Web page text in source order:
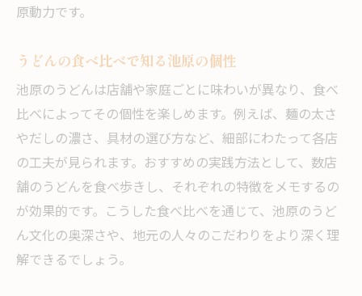
うどんの味わいに宿る池原の人情を感じて
池原の温もりが伝わるうどん作りの工夫
うどんと共に広がる地域の優しさを発見
うどんを通じて伝わる池原の温かい心
地元住民が語るうどんの思い出エピソード
池原発うどんと地域の歴史をひもとく
池原の歴史が息づくうどんのはじまり
伝統を守るうどん作りの技と歴史背景
うどんと共に歩んだ池原の地域物語
原動力です。
うどんの食べ比べで知る池原の個性
池原のうどんは店舗や家庭ごとに味わいが異なり、食べ
比べによってその個性を楽しめます。例えば、麺の太さ
やだしの濃さ、具材の選び方など、細部にわたって各店
の工夫が見られます。おすすめの実践方法として、数店
舗のうどんを食べ歩きし、それぞれの特徴をメモするの
が効果的です。こうした食べ比べを通じて、池原のうど
ん文化の奥深さや、地元の人々のこだわりをより深く理
解できるでしょう。